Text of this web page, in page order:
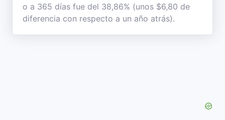
o a 365 días fue del 38,86% (unos $6,80 de
diferencia con respecto a un año atrás).